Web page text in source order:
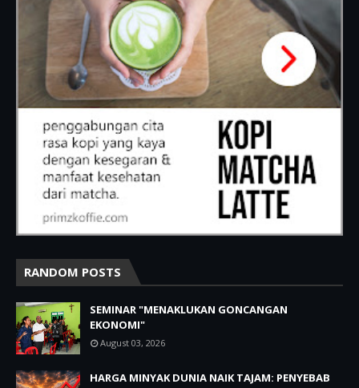
RANDOM POSTS
SEMINAR "MENAKLUKAN GONCANGAN
EKONOMI"
August 03, 2026
HARGA MINYAK DUNIA NAIK TAJAM: PENYEBAB